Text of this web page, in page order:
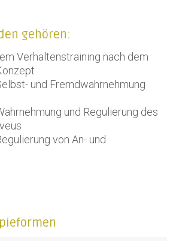
gehören:
Verhaltenstraining nach dem
und Fremdwahrnehmung
und Regulierung des
von An- und